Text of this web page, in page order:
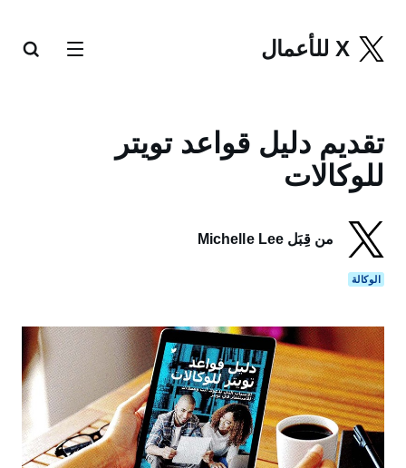
X للأعمال
تقديم دليل قواعد تويتر
للوكالات
من قِبَل Michelle Lee
الوكالة